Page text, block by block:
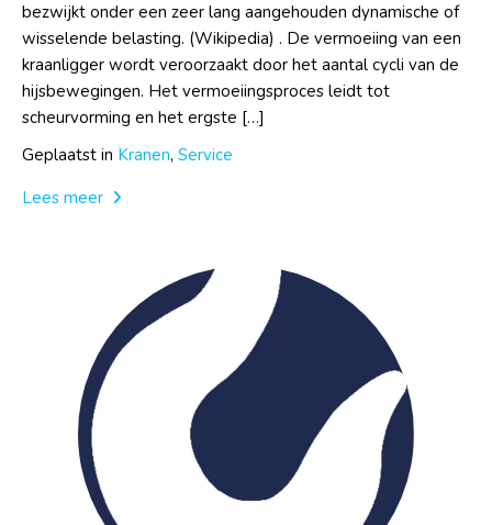
bezwijkt onder een zeer lang aangehouden dynamische of
wisselende belasting. (Wikipedia) . De vermoeiing van een
kraanligger wordt veroorzaakt door het aantal cycli van de
hijsbewegingen. Het vermoeiingsproces leidt tot
scheurvorming en het ergste […]
Geplaatst in Kranen, Service
Lees meer